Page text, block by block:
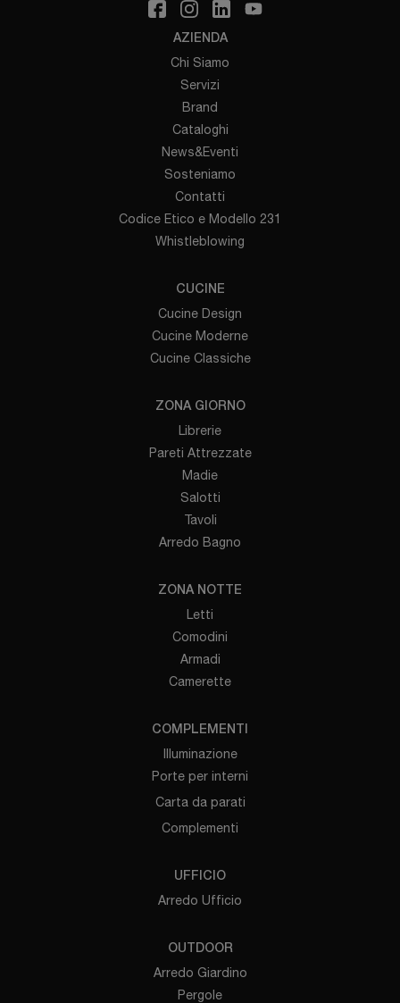
AZIENDA
Chi Siamo
Servizi
Brand
Cataloghi
News&Eventi
Sosteniamo
Contatti
Codice Etico e Modello 231
Whistleblowing
CUCINE
Cucine Design
Cucine Moderne
Cucine Classiche
ZONA GIORNO
Librerie
Pareti Attrezzate
Madie
Salotti
Tavoli
Arredo Bagno
ZONA NOTTE
Letti
Comodini
Armadi
Camerette
COMPLEMENTI
Illuminazione
Porte per interni
Carta da parati
Complementi
UFFICIO
Arredo Ufficio
OUTDOOR
Arredo Giardino
Pergole